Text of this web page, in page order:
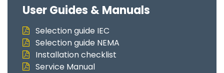
User Guides & Manuals
Selection guide IEC
Selection guide NEMA
Installation checklist
Service Manual